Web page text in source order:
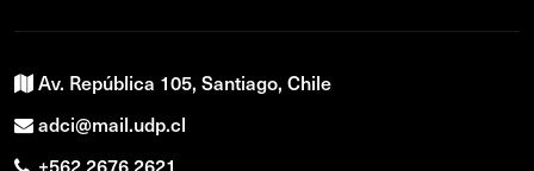
Av. República 105, Santiago, Chile
adci@mail.udp.cl